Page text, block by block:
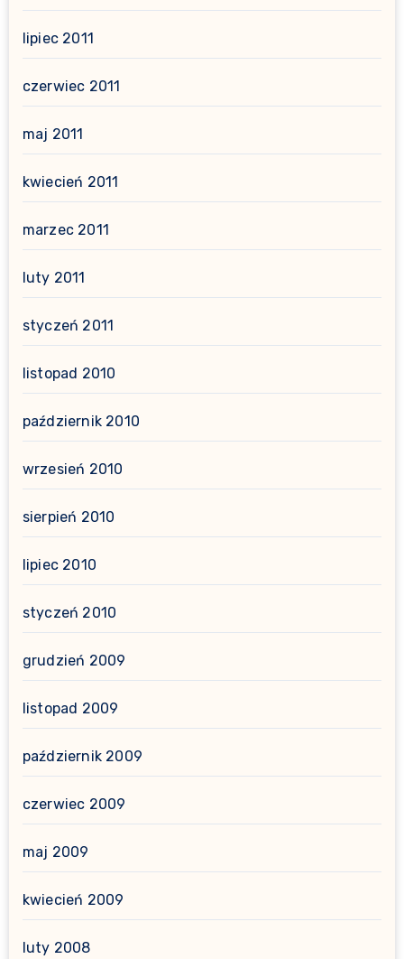
lipiec 2011
czerwiec 2011
maj 2011
kwiecień 2011
marzec 2011
luty 2011
styczeń 2011
listopad 2010
październik 2010
wrzesień 2010
sierpień 2010
lipiec 2010
styczeń 2010
grudzień 2009
listopad 2009
październik 2009
czerwiec 2009
maj 2009
kwiecień 2009
luty 2008